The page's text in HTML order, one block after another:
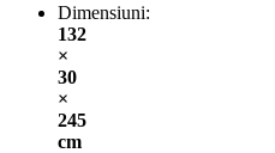
Dimensiuni:
132
×
30
×
245
cm